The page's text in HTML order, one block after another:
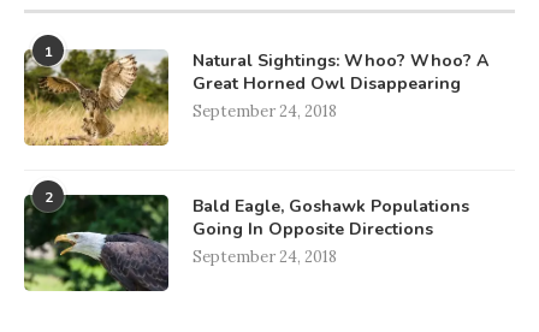
1
Natural Sightings: Whoo? Whoo? A
Great Horned Owl Disappearing
September 24, 2018
2
Bald Eagle, Goshawk Populations
Going In Opposite Directions
September 24, 2018